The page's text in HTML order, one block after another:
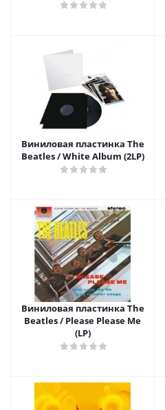
Виниловая пластинка The
Beatles / White Album (2LP)
Виниловая пластинка The
Beatles / Please Please Me
(LP)